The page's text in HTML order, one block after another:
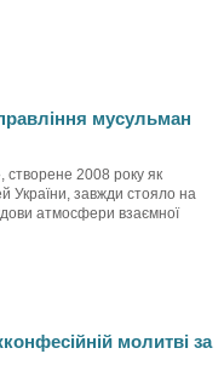
мусульман
створене 2008 року як
України, завжди стояло на
атмосфери взаємної
молитві за